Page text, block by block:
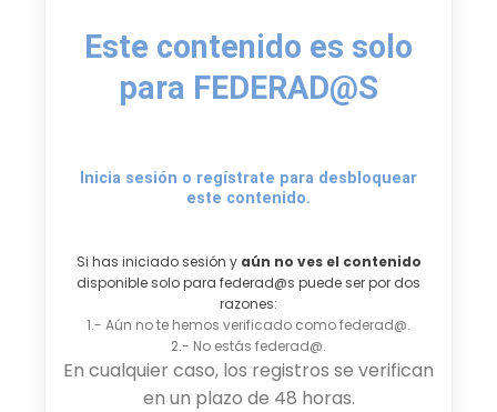
Este contenido es solo
para FEDERAD@S
Inicia sesión o regístrate para desbloquear
este contenido.
Si has iniciado sesión yaún no ves el contenido
disponible solo para federad@s puede ser por dos
razones:
1.- Aún no te hemos verificado como federad@.
2.- No estás federad@.
En cualquier caso, los registros se verifican
en un plazo de 48 horas.